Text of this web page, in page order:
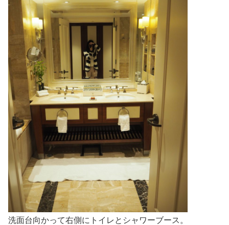
洗面台向かって右側にトイレとシャワーブース。